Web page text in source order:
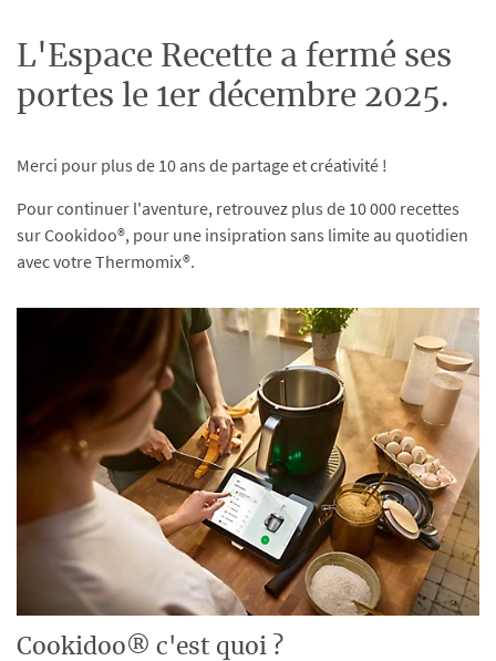
L'Espace Recette a fermé ses
portes le 1er décembre 2025.
Merci pour plus de 10 ans de partage et créativité !
Pour continuer l'aventure, retrouvez plus de 10 000 recettes
sur Cookidoo®, pour une insipration sans limite au quotidien
avec votre Thermomix®.
Cookidoo® c'est quoi ?